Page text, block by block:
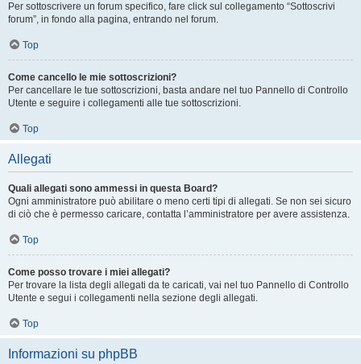
Per sottoscrivere un forum specifico, fare click sul collegamento “Sottoscrivi
forum”, in fondo alla pagina, entrando nel forum.
Top
Come cancello le mie sottoscrizioni?
Per cancellare le tue sottoscrizioni, basta andare nel tuo Pannello di Controllo
Utente e seguire i collegamenti alle tue sottoscrizioni.
Top
Allegati
Quali allegati sono ammessi in questa Board?
Ogni amministratore può abilitare o meno certi tipi di allegati. Se non sei sicuro
di ciò che è permesso caricare, contatta l’amministratore per avere assistenza.
Top
Come posso trovare i miei allegati?
Per trovare la lista degli allegati da te caricati, vai nel tuo Pannello di Controllo
Utente e segui i collegamenti nella sezione degli allegati.
Top
Informazioni su phpBB